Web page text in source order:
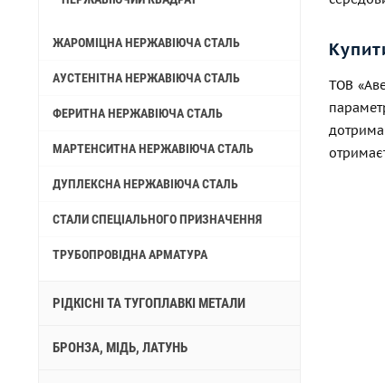
ЖАРОМІЦНА НЕРЖАВІЮЧА СТАЛЬ
АУСТЕНІТНА НЕРЖАВІЮЧА СТАЛЬ
ФЕРИТНА НЕРЖАВІЮЧА СТАЛЬ
МАРТЕНСИТНА НЕРЖАВІЮЧА СТАЛЬ
ДУПЛЕКСНА НЕРЖАВІЮЧА СТАЛЬ
СТАЛИ СПЕЦІАЛЬНОГО ПРИЗНАЧЕННЯ
ТРУБОПРОВІДНА АРМАТУРА
РІДКІСНІ ТА ТУГОПЛАВКІ МЕТАЛИ
БРОНЗА, МІДЬ, ЛАТУНЬ
ТОВ